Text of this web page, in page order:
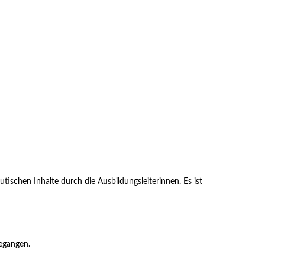
Inhalte durch die Ausbildungsleiterinnen. Es ist